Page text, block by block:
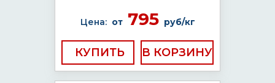
Цена: от795 руб/кг
КУПИТЬ